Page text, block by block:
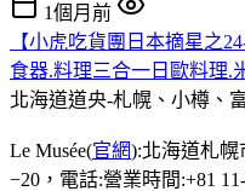
1個月前
【小虎吃貨團日本摘星之
食器.料理三合一日歐料理.
北海道道央-札幌、小樽、
Le Musée(官網):北海道札幌
−20，電話:營業時間:+81